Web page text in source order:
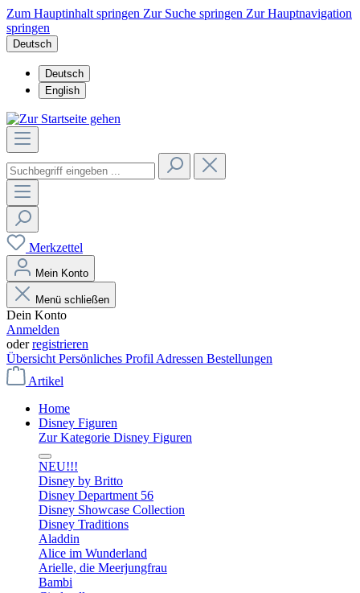
Zum Hauptinhalt springen Zur Suche springen Zur Hauptnavigation
springen
Deutsch
Deutsch
English
Merkzettel
Mein Konto
Menü schließen
Dein Konto
Anmelden
oderregistrieren
Übersicht Persönliches Profil Adressen Bestellungen
Artikel
Home
Disney Figuren
Zur Kategorie Disney Figuren
NEU!!!
Disney by Britto
Disney Department 56
Disney Showcase Collection
Disney Traditions
Aladdin
Alice im Wunderland
Arielle, die Meerjungfrau
Bambi